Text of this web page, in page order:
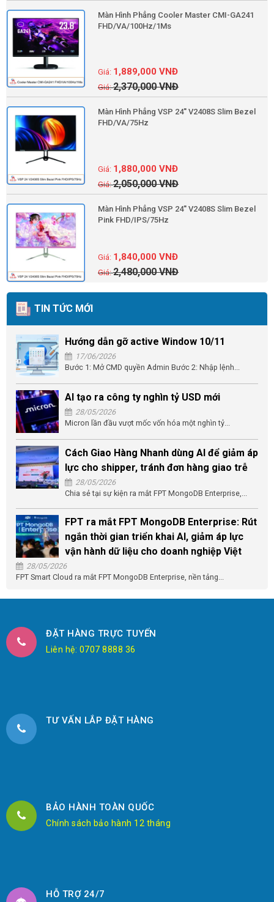
Màn Hình Phẳng Cooler Master CMI-GA241
FHD/VA/100Hz/1Ms
2,370,000VNĐ
1,889,000VNĐ
Màn Hình Phẳng VSP 24'' V2408S Slim Bezel
FHD/VA/75Hz
2,050,000VNĐ
1,880,000VNĐ
Màn Hình Phẳng VSP 24'' V2408S Slim Bezel
Pink FHD/IPS/75Hz
2,480,000VNĐ
1,840,000VNĐ
TIN TỨC MỚI
Hướng dẫn gỡ active Window 10/11
17/06/2026
Bước 1: Mở CMD quyền Admin Bước 2: Nhập lệnh...
AI tạo ra công ty nghìn tỷ USD mới
28/05/2026
Micron lần đầu vượt mốc vốn hóa một nghìn tỷ...
Cách Giao Hàng Nhanh dùng AI để giảm áp
lực cho shipper, tránh đơn hàng giao trễ
28/05/2026
Chia sẻ tại sự kiện ra mắt FPT MongoDB Enterprise,...
FPT ra mắt FPT MongoDB Enterprise: Rút
ngắn thời gian triển khai AI, giảm áp lực
vận hành dữ liệu cho doanh nghiệp Việt
28/05/2026
FPT Smart Cloud ra mắt FPT MongoDB Enterprise, nền tảng...
ĐẶT HÀNG TRỰC TUYẾN
Liên hệ: 0707 8888 36
TƯ VẤN LẮP ĐẶT HÀNG
BẢO HÀNH TOÀN QUỐC
Chính sách bảo hành 12 tháng
HỖ TRỢ 24/7